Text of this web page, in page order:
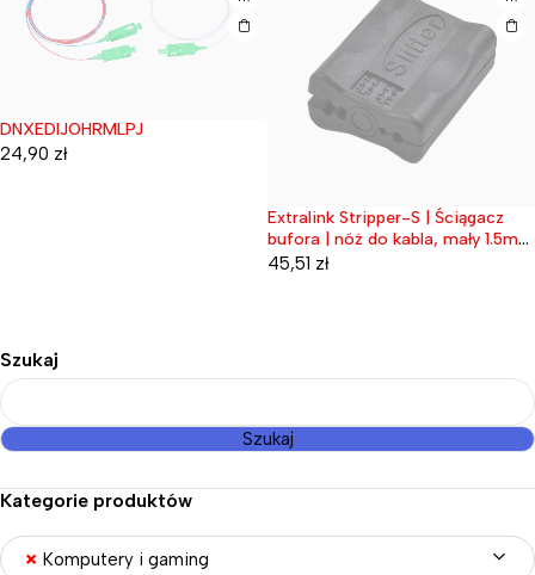
Wyprzedane
DNXEDIJOHRMLPJ
24,90 zł
Wyprzedane
Extralink Stripper-S | Ściągacz
bufora | nóż do kabla, mały 1.5mm
- 3.3mm
45,51 zł
Szukaj
Szukaj
Kategorie produktów
× Komputery i gaming